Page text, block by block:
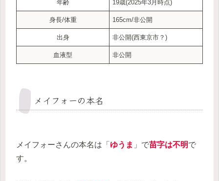
年齢 19歳(2025年3月時点)
身長/体重 165cm/非公開
出身 非公開(西東京市？)
血液型 非公開
メイフォーの本名
メイフォーさんの本名は「 ゆうま 」で苗字は不明で
す。